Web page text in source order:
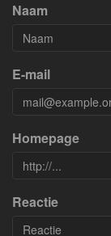
Naam
E-mail
Homepage
Reactie